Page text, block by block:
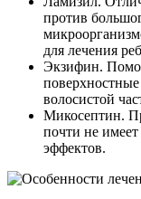
против
для лечения
Экзифин.
волосистой
Микосептин.
почти не
эффектов.